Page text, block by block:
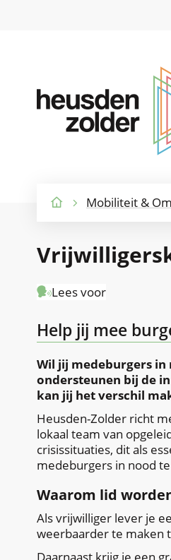
Heusden-
Zolder
Mobiliteit &
Lees voor
Help jij mee
Wil jij medeburgers
ondersteunen bij de
kan jij het verschil
Heusden-Zolder richt
lokaal team van
crisissituaties, dit als
medeburgers in nood
Waarom lid
Als vrijwilliger lever je
weerbaarder te maken
Daarnaast krijg je een